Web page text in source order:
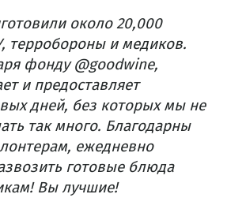
около 20,000
терробороны и медиков.
фонду @goodwine,
и предоставляет
дней, без которых мы не
так много. Благодарны
ежедневно
готовые блюда
Вы лучшие!